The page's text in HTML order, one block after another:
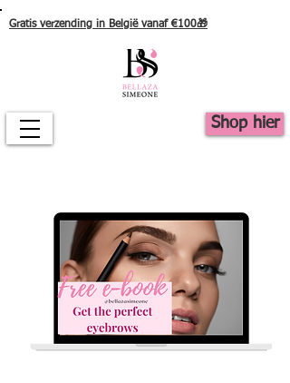
Shop hier
Gratis verzending in België vanaf €100🎁